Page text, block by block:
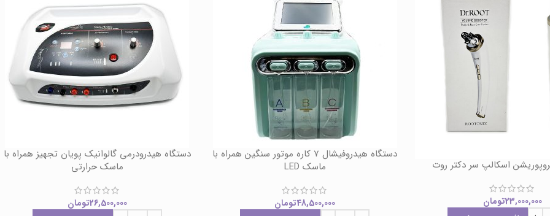
اسکالپ سر دکتر روت
23,000,000تومان
دستگاه هیدروفیشال 7 کاره موتور سنگین همراه با
ماسک LED
48,500,000تومان
دستگاه هیدرودرمی گالوانیک پویان تجهیز همراه با
ماسک حرارتی
26,500,000تومان